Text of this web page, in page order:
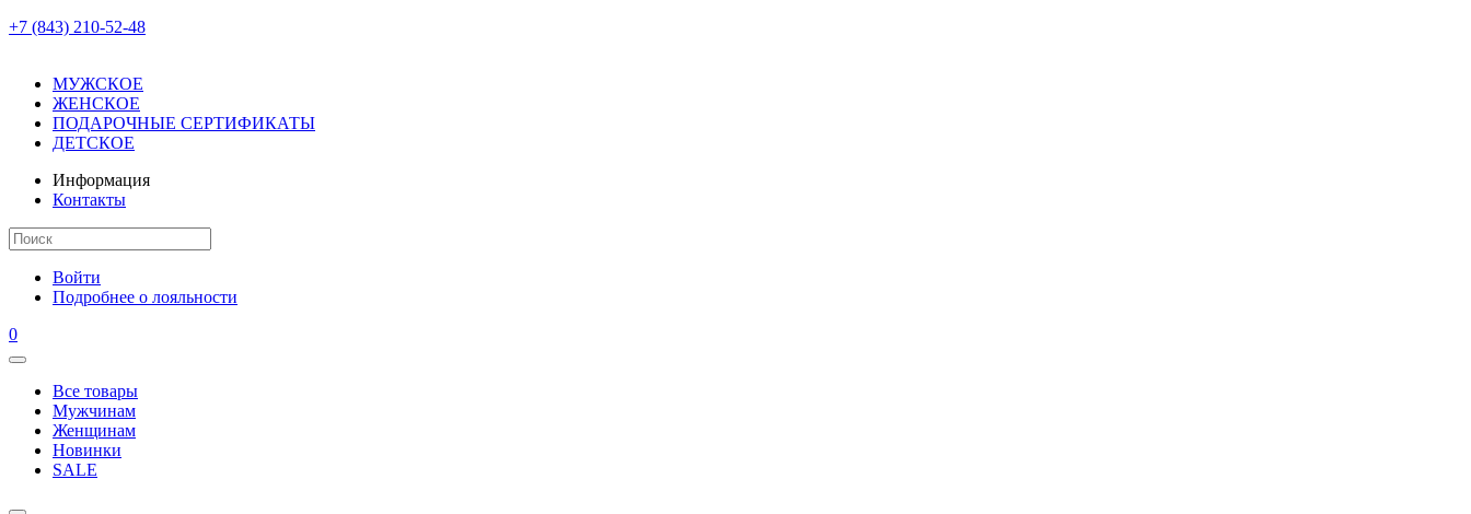
+7 (843) 210-52-48
МУЖСКОЕ
ЖЕНСКОЕ
ПОДАРОЧНЫЕ СЕРТИФИКАТЫ
ДЕТСКОЕ
Информация
Контакты
Войти
Подробнее о лояльности
0
Все товары
Мужчинам
Женщинам
Новинки
SALE